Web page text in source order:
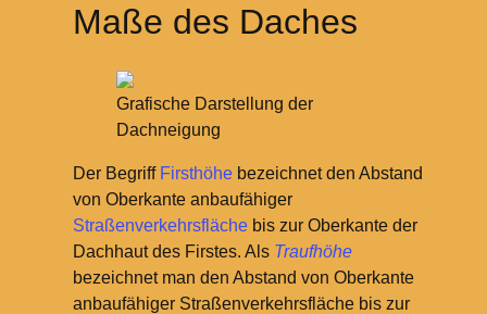
Maße des Daches
Grafische Darstellung der
Dachneigung
Der Begriff Firsthöhebezeichnet den Abstand
von Oberkante anbaufähiger
Straßenverkehrsflächebis zur Oberkante der
Dachhaut des Firstes. Als Traufhöhe
bezeichnet man den Abstand von Oberkante
anbaufähiger Straßenverkehrsfläche bis zur